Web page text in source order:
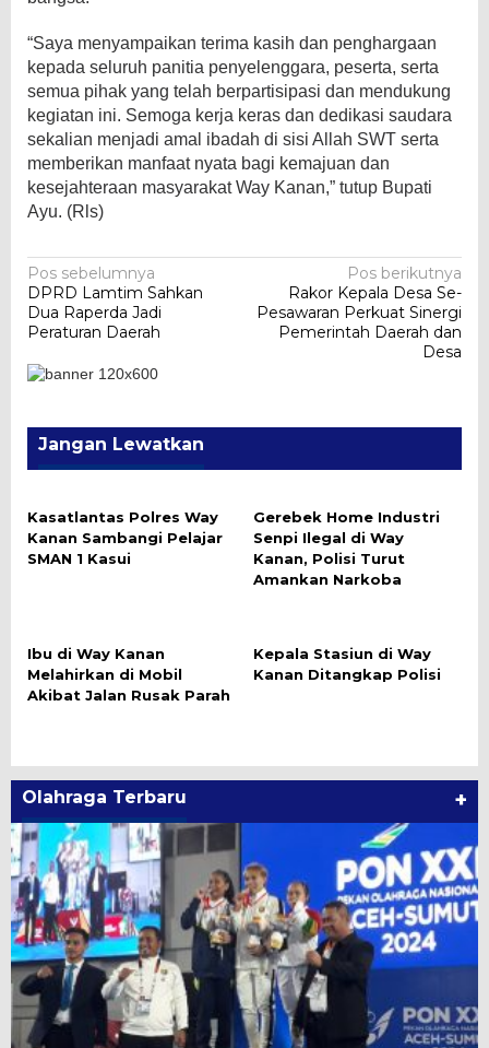
“Saya menyampaikan terima kasih dan penghargaan
kepada seluruh panitia penyelenggara, peserta, serta
semua pihak yang telah berpartisipasi dan mendukung
kegiatan ini. Semoga kerja keras dan dedikasi saudara
sekalian menjadi amal ibadah di sisi Allah SWT serta
memberikan manfaat nyata bagi kemajuan dan
kesejahteraan masyarakat Way Kanan,” tutup Bupati
Ayu. (Rls)
Navigasi
pos
Pos sebelumnya
DPRD Lamtim Sahkan
Dua Raperda Jadi
Peraturan Daerah
Pos berikutnya
Rakor Kepala Desa Se-
Pesawaran Perkuat Sinergi
Pemerintah Daerah dan
Desa
Jangan Lewatkan
Kasatlantas Polres Way
Kanan Sambangi Pelajar
SMAN 1 Kasui
Gerebek Home Industri
Senpi Ilegal di Way
Kanan, Polisi Turut
Amankan Narkoba
Ibu di Way Kanan
Melahirkan di Mobil
Akibat Jalan Rusak Parah
Kepala Stasiun di Way
Kanan Ditangkap Polisi
Olahraga Terbaru +